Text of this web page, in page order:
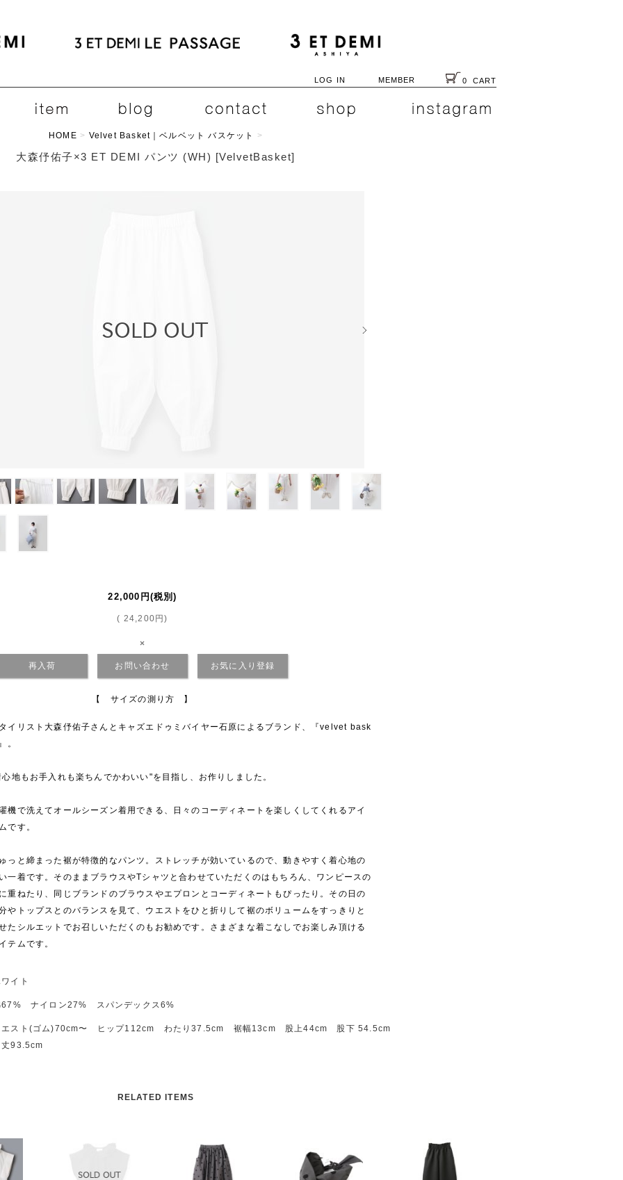
0 CART
LOG IN MEMBER
HOME > Velvet Basket｜ベルベット バスケット >
大森伃佑子×3 ET DEMI パンツ (WH) [VelvetBasket]
22,000円 (税別)
( 24,200円)
×
再入荷 お問い合わせ お気に入り登録
【 サイズの測り方 】
イリスト大森伃佑子さんとキャズエドゥミバイヤー石原によるブランド、『velvet bask
。
心地もお手入れも楽ちんでかわいい"を目指し、お作りしました。
機で洗えてオールシーズン着用できる、日々のコーディネートを楽しくしてくれるアイ
です。
っと締まった裾が特徴的なパンツ。ストレッチが効いているので、動きやすく着心地の
一着です。そのままブラウスやTシャツと合わせていただくのはもちろん、ワンピースの
重ねたり、同じブランドのブラウスやエプロンとコーディネートもぴったり。その日の
やトップスとのバランスを見て、ウエストをひと折りして裾のボリュームをすっきりと
たシルエットでお召しいただくのもお勧めです。さまざまな着こなしでお楽しみ頂ける
テムです。
イト
67% ナイロン27% スパンデックス6%
エスト(ゴム)70cm〜 ヒップ112cm わたり37.5cm 裾幅13cm 股上44cm 股下 54.5cm
93.5cm
RELATED ITEMS